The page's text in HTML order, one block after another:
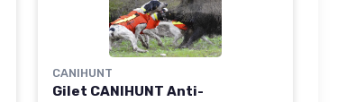
CANIHUNT
Gilet CANIHUNT Anti-